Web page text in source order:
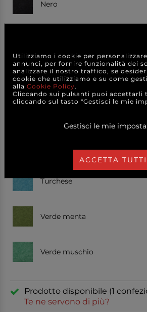
Nero
Ocra
Turchese
Verde menta
Verde muschio
Prodotto disponibile (1
Te ne servono di più?
Utilizziamo i cookie per
annunci, per fornire funzionalità dei
analizzare il nostro traffico, se
cookie che utilizziamo e su come
alla Cookie Policy.
Cliccando sui pulsanti puoi accettarli
cliccando sul tasto "Gestisci le mie
Gestisci le mie
ACCETTA TUTTI